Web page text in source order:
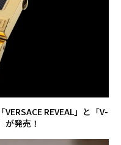
REVEAL」と「V-
が発売！